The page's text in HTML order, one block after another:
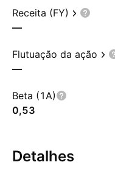
Receita (FY)
—
Flutuação da ação
—
Beta (1A)
0,53
Detalhes